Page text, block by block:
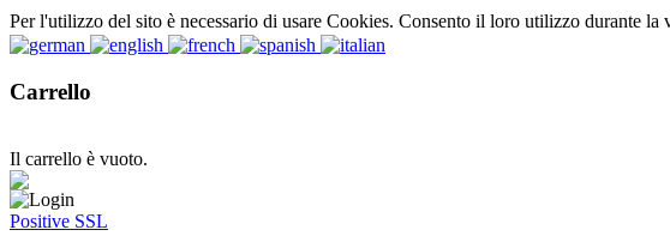
Per l'utilizzo del sito è necessario di usare Cookies. Consento il loro utilizzo durante la
Carrello
Il carrello è vuoto.
Positive SSL